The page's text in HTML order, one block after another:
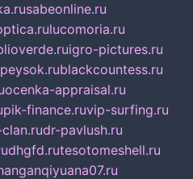
sabeonline.ru
lucomoria.ru
igro-pictures.ru
peysok.rublackcountess.ru
ocenka-appraisal.ru
pik-finance.ruvip-surfing.ru
dr-pavlush.ru
dhgfd.rutesotomeshell.ru